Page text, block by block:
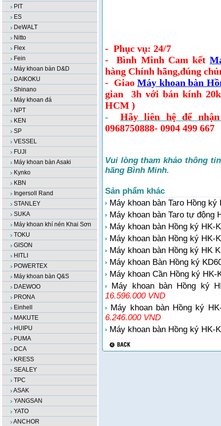
PIT
ES
DeWALT
Nitto
Flex
Fein
Máy khoan bàn D&D
DAIKOKU
Shinano
Máy khoan đá
NPT
KEN
SP
VESSEL
FUJI
Máy khoan bàn Asaki
Kynko
KBN
Ingersoll Rand
STANLEY
SUKA
Máy khoan khí nén Khai Sơn
TOKU
GISON
HITLI
POWERTEX
Máy khoan bàn Q&S
DAEWOO
PRONA
Einhell
MAKUTE
HUIPU
PUMA
DCA
KRESS
SEALEY
TPC
ASAK
YANGSAN
YATO
ANCHOR
- Phục vụ: 24/7
-
Bình Minh Cam kết
hàng Chính hãng,đúng
- GiaoMáy khoan bàn
gian
3h với bán kính
HCM )
-
Hãy liên hệ để
0968750888- 0904 499 667
Vui lòng tham khảo thông
hãng Bình Minh.
Sản phẩm khác
Máy khoan bàn Taro Hồng ký
Máy khoan bàn Taro tự động
Máy khoan bàn Hồng ký HK-
Máy khoan bàn Hồng ký HK-
Máy khoan bàn Hồng ký HK
Máy khoan Bàn Hồng ký
Máy khoan Cần Hồng ký HK-
Máy khoan bàn Hồng ký
16.596.000 VND
Máy khoan bàn Hồng ký
6.246.000 VND
Máy khoan bàn Hồng ký HK-